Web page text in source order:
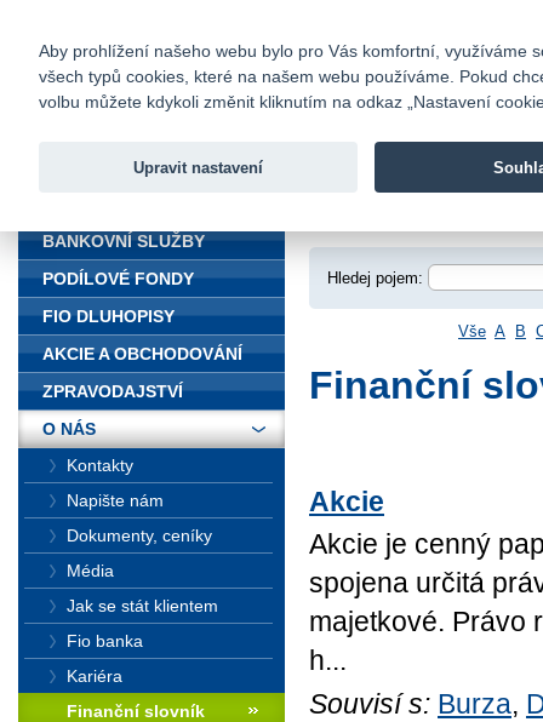
Fio banka
Fio banka
Hledej pojem:
Vše A B
Finanční
Akcie
Akcie je cenný
spojena určitá
majetkové. Právo
h...
Souvisí s: Burza,
BANKOVNÍ SLUŽBY
PODÍLOVÉ FONDY
FIO DLUHOPISY
AKCIE A OBCHODOVÁNÍ
ZPRAVODAJSTVÍ
O NÁS
Kontakty
Napište nám
Dokumenty, ceníky
Média
Jak se stát klientem
Fio banka
Kariéra
Finanční slovník
Aby prohlížení našeho webu bylo pro Vás komfortní, využíváme
všech typů cookies, které na našem webu používáme. Pokud
volbu můžete kdykoli změnit kliknutím na odkaz „Nastavení
Upravit nastavení